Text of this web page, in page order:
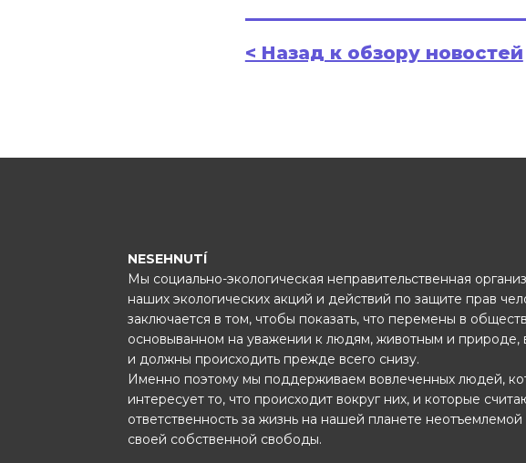
< Назад к обзору новостей
NESEHNUTÍ
Мы социально-экологическая неправительственная
наших экологических акций и действий по защите прав
заключается в том, чтобы показать, что перемены в
основыванном на уважении к людям, животным и природе,
и должны происходить прежде всего снизу.
Именно поэтому мы поддерживаем вовлеченных людей,
интересует то, что происходит вокруг них, и которые
ответственность за жизнь на нашей планете неотъемлемой
своей собственной свободы.